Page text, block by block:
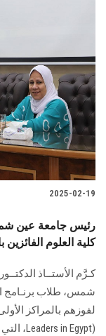
2025-02-19
كلية العلوم
كـرَّم الأستــاذ
شمس، طلاب برنـامج
Leaders in Egypt)، التي تُعــد من أبرز المســابقات العلميــة في مصر.